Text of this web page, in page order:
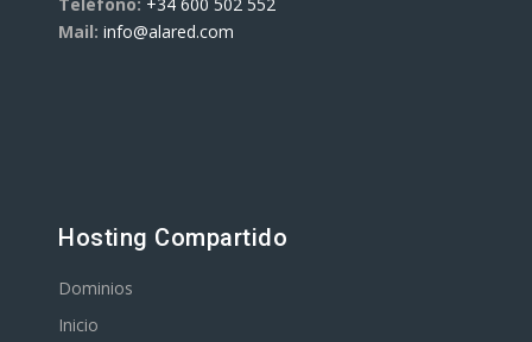
Mail: info@alared.com
Hosting Compartido
Dominios
Inicio